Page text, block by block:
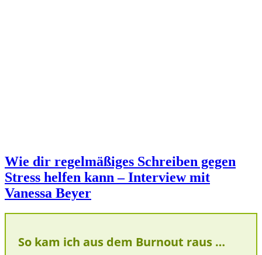
Wie dir regelmäßiges Schreiben gegen
Stress helfen kann – Interview mit
Vanessa Beyer
So kam ich aus dem Burnout raus …